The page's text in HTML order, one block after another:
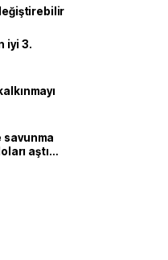
iyi 3.
savunma
aştı